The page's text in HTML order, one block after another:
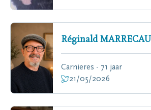
Réginald MARRECAU
Carnieres - 71 jaar
21/05/2026